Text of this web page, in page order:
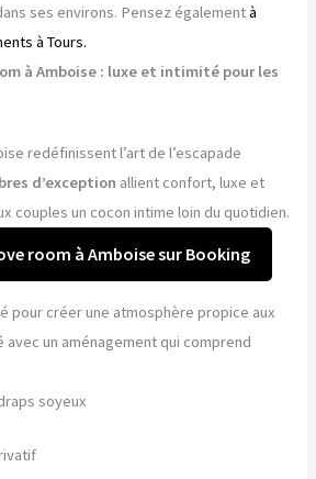
ses environs. Pensez égalementà
à Tours.
à Amboise : luxe et intimité pour les
redéfinissent l’art de l’escapade
d’exception allient confort, luxe et
couples un cocon intime loin du quotidien.
room à Amboise sur Booking
pour créer une atmosphère propice aux
un aménagement qui comprend
soyeux